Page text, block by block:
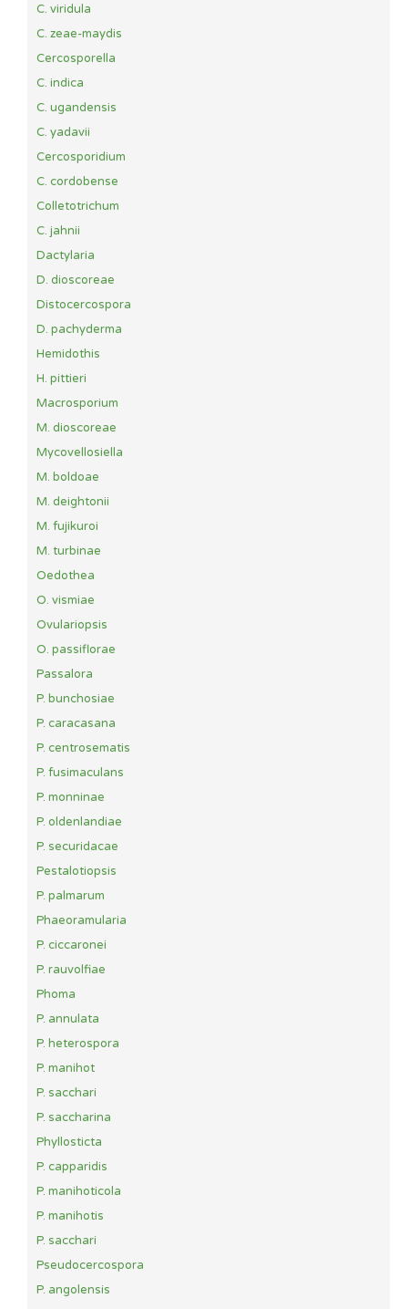
C. viridula
C. zeae-maydis
Cercosporella
C. indica
C. ugandensis
C. yadavii
Cercosporidium
C. cordobense
Colletotrichum
C. jahnii
Dactylaria
D. dioscoreae
Distocercospora
D. pachyderma
Hemidothis
H. pittieri
Macrosporium
M. dioscoreae
Mycovellosiella
M. boldoae
M. deightonii
M. fujikuroi
M. turbinae
Oedothea
O. vismiae
Ovulariopsis
O. passiflorae
Passalora
P. bunchosiae
P. caracasana
P. centrosematis
P. fusimaculans
P. monninae
P. oldenlandiae
P. securidacae
Pestalotiopsis
P. palmarum
Phaeoramularia
P. ciccaronei
P. rauvolfiae
Phoma
P. annulata
P. heterospora
P. manihot
P. sacchari
P. saccharina
Phyllosticta
P. capparidis
P. manihoticola
P. manihotis
P. sacchari
Pseudocercospora
P. angolensis